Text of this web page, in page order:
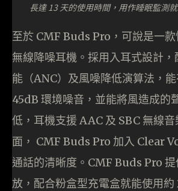
長達 13 天的使用時間，用作睡眠監測
至於 CMF Buds Pro，可說是一
無線降噪耳機。採用入耳式設計
能（ANC）及風噪降低演算法，
45dB 環境噪音，並能將風造成的
低，耳機支援 AAC 及 SBC 無線
面， CMF Buds Pro 加入 Clear
通話的清晰度。CMF Buds Pro 提
放，配合粉盒型充電盒就能使用